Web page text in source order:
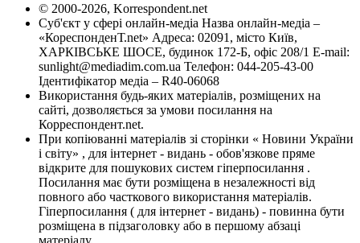
© 2000-2026, Korrespondent.net
Суб'єкт у сфері онлайн-медіа Назва онлайн-медіа –
«КореспонденТ.net» Адреса: 02091, місто Київ,
ХАРКІВСЬКЕ ШОСЕ, будинок 172-Б, офіс 208/1 E-mail:
sunlight@mediadim.com.ua Телефон: 044-205-43-00
Ідентифікатор медіа – R40-06068
Використання будь-яких матеріалів, розміщених на
сайті, дозволяється за умови посилання на
Корреспондент.net.
При копіюванні матеріалів зі сторінки « Новини України
і світу» , для інтернет - видань - обов'язкове пряме
відкрите для пошукових систем гіперпосилання .
Посилання має бути розміщена в незалежності від
повного або часткового використання матеріалів.
Гіперпосилання ( для інтернет - видань) - повинна бути
розміщена в підзаголовку або в першому абзаці
матеріалу.